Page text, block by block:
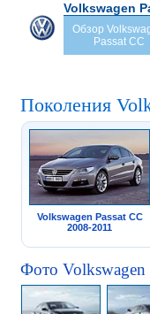
Volkswagen
Обзор
Passat CC
Поколения
Volkswagen Passat CC
2008-2011
Фото Volkswagen